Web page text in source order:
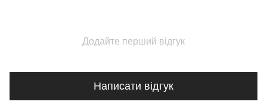
Додайте перший відгук
Написати відгук